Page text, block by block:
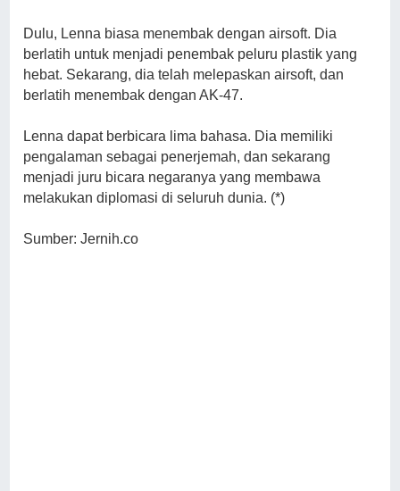
Dulu, Lenna biasa menembak dengan airsoft. Dia
berlatih untuk menjadi penembak peluru plastik yang
hebat. Sekarang, dia telah melepaskan airsoft, dan
berlatih menembak dengan AK-47.
Lenna dapat berbicara lima bahasa. Dia memiliki
pengalaman sebagai penerjemah, dan sekarang
menjadi juru bicara negaranya yang membawa
melakukan diplomasi di seluruh dunia. (*)
Sumber: Jernih.co